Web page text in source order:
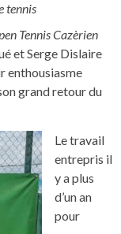
tennis
Tennis Cazèrien
et Serge Dislaire
enthousiasme
grand retour du
Le travail
entrepris il
y a plus
d’un an
pour